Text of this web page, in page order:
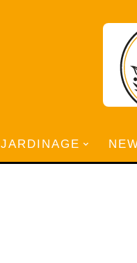
JARDINAGE